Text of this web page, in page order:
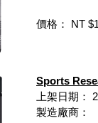
價格： NT
Sports
上架日期：
製造廠商：